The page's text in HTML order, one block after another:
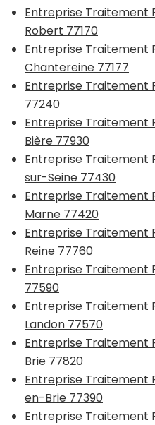
Entreprise Traitement
Robert 77170
Entreprise Traitement
Chantereine 77177
Entreprise Traitement
77240
Entreprise Traitement
Bière 77930
Entreprise Traitement
sur-Seine 77430
Entreprise Traitement
Marne 77420
Entreprise Traitement
Reine 77760
Entreprise Traitement
77590
Entreprise Traitement
Landon 77570
Entreprise Traitement
Brie 77820
Entreprise Traitement
en-Brie 77390
Entreprise Traitement